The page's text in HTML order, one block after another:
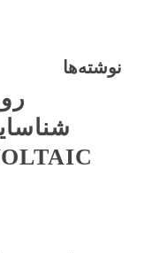
نوشته‌ها